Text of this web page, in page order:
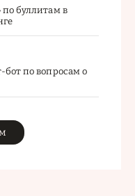
по буллитам в
бот по вопросам о